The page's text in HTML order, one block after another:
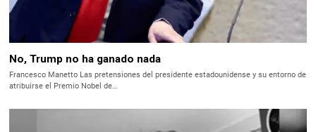
No, Trump no ha ganado nada
Francesco Manetto Las pretensiones del presidente estadounidense y su entorno de
atribuirse el Premio Nobel de…